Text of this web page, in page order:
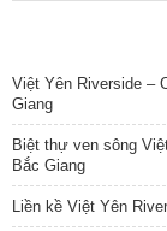
Việt Yên Riverside –
Giang
Biệt thự ven sông
Bắc Giang
Liền kề Việt Yên